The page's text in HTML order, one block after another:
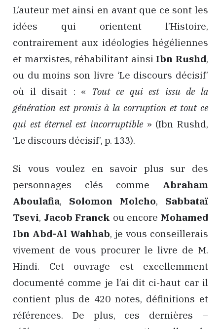
L’auteur met ainsi en avant que ce sont les
idées qui orientent l’Histoire,
contrairement aux idéologies hégéliennes
et marxistes, réhabilitant ainsi Ibn Rushd,
ou du moins son livre ‘Le discours décisif’
où il disait : « Tout ce qui est issu de la
génération est promis à la corruption et tout ce
qui est éternel est incorruptible» (Ibn Rushd,
‘Le discours décisif’, p. 133).
Si vous voulez en savoir plus sur des
personnages clés comme Abraham
Aboulafia, Solomon Molcho, Sabbataï
Tsevi, Jacob Franck ou encore Mohamed
Ibn Abd-Al Wahhab, je vous conseillerais
vivement de vous procurer le livre de M.
Hindi. Cet ouvrage est excellemment
documenté comme je l’ai dit ci-haut car il
contient plus de 420 notes, définitions et
références. De plus, ces dernières –